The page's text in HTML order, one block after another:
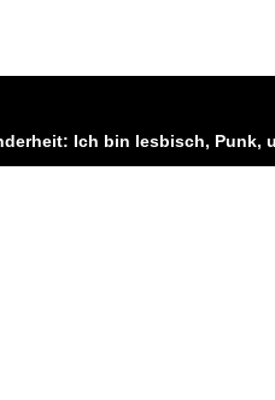
Ich bin lesbisch, Punk,